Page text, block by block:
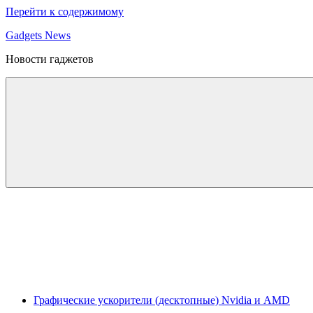
Перейти к содержимому
Gadgets News
Новости гаджетов
Графические ускорители (десктопные) Nvidia и AMD